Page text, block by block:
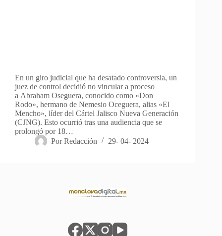
En un giro judicial que ha desatado controversia, un
juez de control decidió no vincular a proceso
a Abraham Oseguera, conocido como «Don
Rodo», hermano de Nemesio Oceguera, alias «El
Mencho», líder del Cártel Jalisco Nueva Generación
(CJNG). Esto ocurrió tras una audiencia que se
prolongó por 18…
Por Redacción 29- 04- 2024